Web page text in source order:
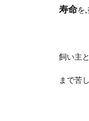
寿命を
飼い主
まで苦